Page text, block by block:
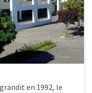
en 1992, le